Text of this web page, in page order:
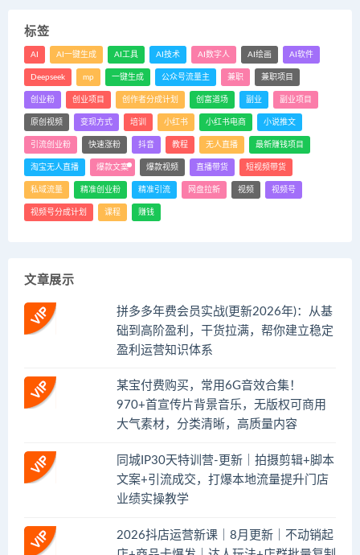
标签
AI AI一键生成 AI工具 AI技术 AI数字人 AI绘画 AI软件
Deepseek mp 一键生成 公众号流量主 兼职 兼职项目
创业粉 创业项目 创作者分成计划 创富道场 副业 副业项目
原创视频 变现方式 培训 小红书 小红书电商 小说推文
引流创业粉 快速涨粉 抖音 教程 无人直播 最新赚钱项目
淘宝无人直播 爆款文案 爆款视频 直播带货 短视频带货
私域流量 精准创业粉 精准引流 网盘拉新 视频 视频号
视频号分成计划 课程 赚钱
文章展示
拼多多年费会员实战(更新2026年)：从基
础到高阶盈利，干货拉满，帮你建立稳定
盈利运营知识体系
某宝付费购买，常用6G音效合集！
970+首宣传片背景音乐，无版权可商用
大气素材，分类清晰，高质量内容
同城IP30天特训营-更新｜拍摄剪辑+脚本
文案+引流成交，打爆本地流量提升门店
业绩实操教学
2026抖店运营新课｜8月更新｜不动销起